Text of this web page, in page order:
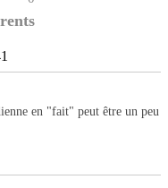
en "fait" peut être un peu